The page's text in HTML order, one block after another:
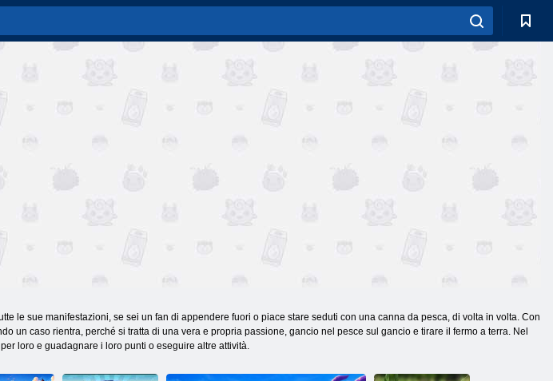
le sue manifestazioni, se sei un fan di appendere fuori o piace stare seduti con una canna da pesca, di volta in volta. Con
un caso rientra, perché si tratta di una vera e propria passione, gancio nel pesce sul gancio e tirare il fermo a terra. Nel
loro e guadagnare i loro punti o eseguire altre attività.